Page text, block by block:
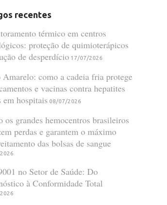
recentes
térmico em centros
proteção de quimioterápicos
de desperdício 17/07/2026
Amarelo: como a cadeia fria protege
e vacinas contra hepatites
hospitais 08/07/2026
os grandes hemocentros brasileiros
perdas e garantem o máximo
das bolsas de sangue
no Setor de Saúde: Do
à Conformidade Total